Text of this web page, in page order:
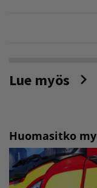
Lue myös